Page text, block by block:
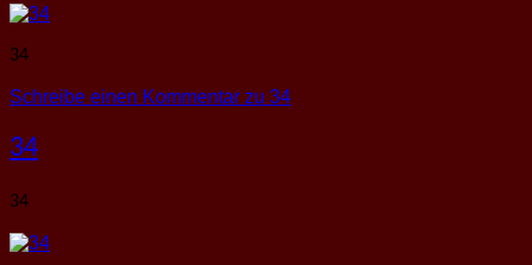
34
Schreibe einen Kommentar zu 34
34
34